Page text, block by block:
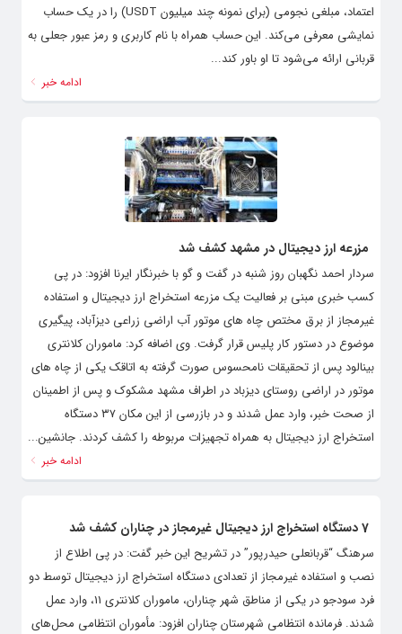
اعتماد، مبلغی نجومی (برای نمونه چند میلیون USDT) را در یک حساب
نمایشی معرفی می‌کند. این حساب همراه با نام کاربری و رمز عبور جعلی به
قربانی ارائه می‌شود تا او باور کند...
ادامه خبر
مزرعه ارز دیجیتال در مشهد کشف شد
سردار احمد نگهبان روز شنبه در گفت و گو با خبرنگار ایرنا افزود: در پی
کسب خبری مبنی بر فعالیت یک مزرعه استخراج ارز دیجیتال و استفاده
غیرمجاز از برق مختص چاه های موتور آب اراضی زراعی دیزآباد، پیگیری
موضوع در دستور کار پلیس قرار گرفت. وی اضافه کرد: ماموران کلانتری
بینالود پس از تحقیقات نامحسوس صورت گرفته به اتاقک یکی از چاه های
موتور در اراضی روستای دیزباد در اطراف مشهد مشکوک و پس از اطمینان
از صحت خبر، وارد عمل شدند و در بازرسی از این مکان ۳۷ دستگاه
استخراج ارز دیجیتال به همراه تجهیزات مربوطه را کشف کردند. جانشین...
ادامه خبر
7 دستگاه استخراج ارز ديجيتال غيرمجاز در چناران کشف شد
سرهنگ “قربانعلی حيدرپور” در تشریح این خبر گفت: در پی اطلاع از
نصب و استفاده غیرمجاز از تعدادی دستگاه استخراج ارز ديجيتال توسط دو
فرد سودجو در یکی از مناطق شهر چناران،‌ ماموران كلانتری 11،‌ وارد عمل
شدند. فرمانده انتظامی شهرستان چناران افزود: مأموران انتظامی محل‌های